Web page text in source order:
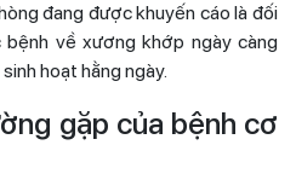
đang được khuyến cáo là đối
về xương khớp ngày càng
hoạt hằng ngày.
gặp của bệnh cơ